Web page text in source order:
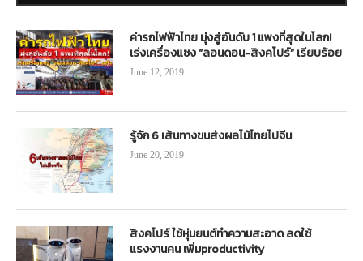
ค่ารถไฟฟ้าไทย มุ่งสู่อันดับ 1 แพงที่สุดในโลก!
เร่งเครื่องแซง “ลอนดอน-สิงคโปร์” เรียบร้อย
June 12, 2019
รู้จัก 6 เส้นทางขนส่งผลไม้ไทยไปจีน
June 20, 2019
สิงคโปร์ ใช้หุ่นยนต์ทำความสะอาด ลดใช้
แรงงานคน เพิ่มproductivity